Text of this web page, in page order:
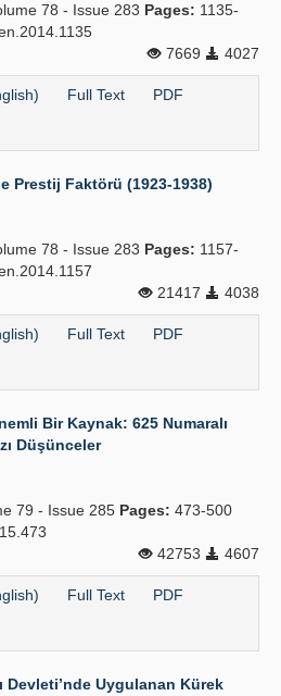
78 - Issue 283 Pages: 1135-
7669
4027
Full Text PDF
Prestij Faktörü (1923-1938)
78 - Issue 283 Pages: 1157-
21417
4038
Full Text PDF
Bir Kaynak: 625 Numaralı
Düşünceler
79 - Issue 285 Pages: 473-500
42753
4607
Full Text PDF
Devleti’nde Uygulanan Kürek